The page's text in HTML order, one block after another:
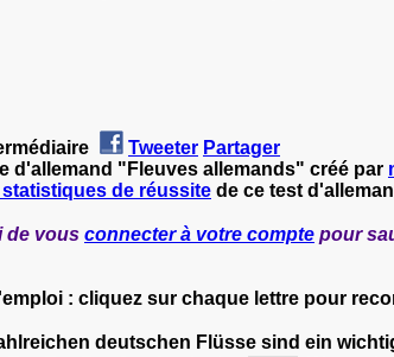
Tweeter Partager
d'allemand "Fleuves allemands" créé par
de réussite de ce test
de vous connecter à votre compte pour
: cliquez sur chaque lettre pour
deutschen Flüsse sind ein